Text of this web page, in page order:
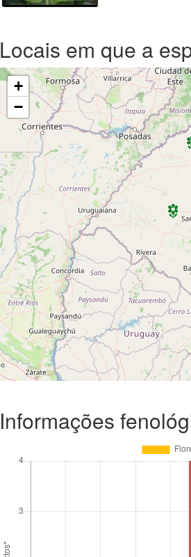
Locais em que a
+
−
Informações